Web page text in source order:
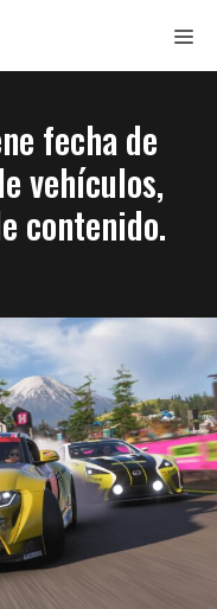
fecha de
vehículos,
contenido.